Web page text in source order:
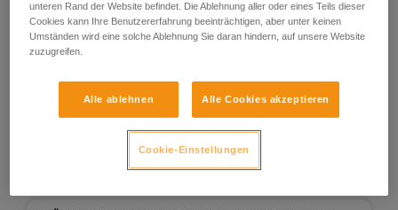
Beispiele Beispiele
Beispiele von Risikosituationen in der Praxis
unteren Rand der Website befindet. Die Ablehnung aller oder eines Teils dieser
Cookies kann Ihre Benutzererfahrung beeinträchtigen, aber unter keinen
Umständen wird eine solche Ablehnung Sie daran hindern, auf unsere Website
zuzugreifen.
Alle ablehnen Alle Cookies akzeptieren
Cookie-Einstellungen